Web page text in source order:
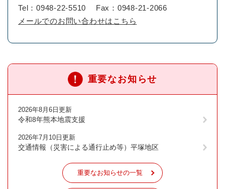
Tel：0948-22-5510
Fax：0948-21-2066
メールでのお問い合わせはこちら
重要なお知らせ
2026年8月6日更新
令和8年熊本地震支援
2026年7月10日更新
交通情報（災害による通行止め等）平塚地区
重要なお知らせの一覧